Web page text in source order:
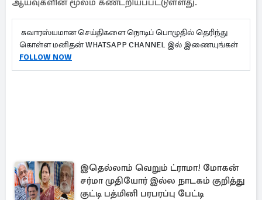
ஆய்வுகளின் மூலம் கண்டறியப்பட்டுள்ளது.
சுவாரஸ்யமான செய்திகளை நொடிப் பொழுதில் தெரிந்து
கொள்ள மனிதன் WHATSAPP CHANNEL இல் இணையுங்கள்
FOLLOW NOW
இதெல்லாம் வெறும் ட்ராமா! மோகன்
சர்மா முதியோர் இல்ல நாடகம் குறித்து
குட்டி பத்மினி பரபரப்பு பேட்டி